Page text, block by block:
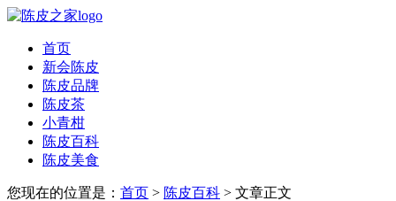
首页
新会陈皮
陈皮品牌
陈皮茶
小青柑
陈皮百科
陈皮美食
您现在的位置是： 首页 > 陈皮百科 > 文章正文